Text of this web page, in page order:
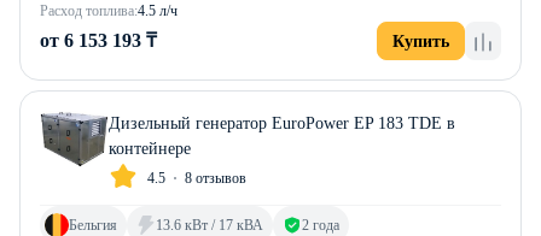
Расход топлива:4.5 л/ч
от 6 153 193 ₸ Купить
Дизельный генератор EuroPower EP 183 TDE в
контейнере
4.5 8 отзывов
Бельгия 13.6 кВт / 17 кВА 2 года